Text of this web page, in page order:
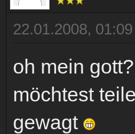
22.01.2008, 01:09
oh mein
möchtest
gewagt